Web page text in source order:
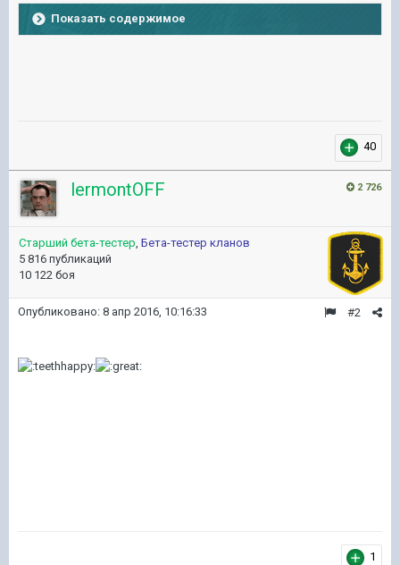
Показать содержимое
40
2 726
lermontOFF
Старший бета-тестер, Бета-тестер кланов
5 816 публикаций
10 122 боя
#2
Опубликовано: 8 апр 2016, 10:16:33
1